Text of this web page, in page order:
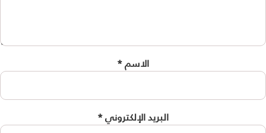
الاسم*
البريد الإلكتروني*